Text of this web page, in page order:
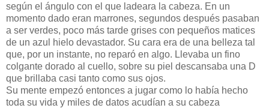
según el ángulo con el que ladeara la cabeza. En un
momento dado eran marrones, segundos después pasaban
a ser verdes, poco más tarde grises con pequeños matices
de un azul hielo devastador. Su cara era de una belleza tal
que, por un instante, no reparó en algo. Llevaba un fino
colgante dorado al cuello, sobre su piel descansaba una D
que brillaba casi tanto como sus ojos.
Su mente empezó entonces a jugar como lo había hecho
toda su vida y miles de datos acudían a su cabeza